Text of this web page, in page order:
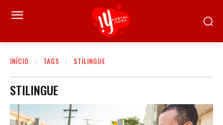
INÍCIO TAGS STILINGUE
STILINGUE